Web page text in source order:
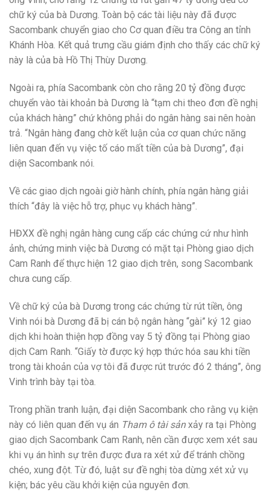
chữ ký của bà Dương. Toàn bộ các tài liệu này đã được
Sacombank chuyển giao cho Cơ quan điều tra Công an tỉnh
Khánh Hòa. Kết quả trưng cầu giám định cho thấy các chữ ký
này là của bà Hồ Thị Thùy Dương.
Ngoài ra, phía Sacombank còn cho rằng 20 tỷ đồng được
chuyển vào tài khoản bà Dương là “tạm chi theo đơn đề nghị
của khách hàng” chứ không phải do ngân hàng sai nên hoàn
trả. “Ngân hàng đang chờ kết luận của cơ quan chức năng
liên quan đến vụ việc tố cáo mất tiền của bà Dương”, đại
diện Sacombank nói.
Về các giao dịch ngoài giờ hành chính, phía ngân hàng giải
thích “đây là việc hỗ trợ, phục vụ khách hàng”.
HĐXX đề nghị ngân hàng cung cấp các chứng cứ như hình
ảnh, chứng minh việc bà Dương có mặt tại Phòng giao dịch
Cam Ranh để thực hiện 12 giao dịch trên, song Sacombank
chưa cung cấp.
Về chữ ký của bà Dương trong các chứng từ rút tiền, ông
Vinh nói bà Dương đã bị cán bộ ngân hàng “gài” ký 12 giao
dịch khi hoàn thiện hợp đồng vay 5 tỷ đồng tại Phòng giao
dịch Cam Ranh. “Giấy tờ được ký hợp thức hóa sau khi tiền
trong tài khoản của vợ tôi đã được rút trước đó 2 tháng”, ông
Vinh trình bày tại tòa.
Trong phần tranh luận, đại diện Sacombank cho rằng vụ kiện
này có liên quan đến vụ án Tham ô tài sảnxảy ra tại Phòng
giao dịch Sacombank Cam Ranh, nên cần được xem xét sau
khi vụ án hình sự trên được đưa ra xét xử để tránh chồng
chéo, xung đột. Từ đó, luật sư đề nghị tòa dừng xét xử vụ
kiện; bác yêu cầu khởi kiện của nguyên đơn.